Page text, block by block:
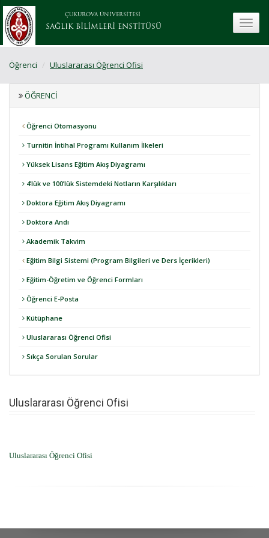
ÇUKUROVA ÜNİVERSİTESİ
SAĞLIK BİLİMLERİ ENSTİTÜSÜ
Öğrenci Uluslararası Öğrenci Ofisi
ÖĞRENCI
Öğrenci Otomasyonu
Turnitin İntihal Programı Kullanım İlkeleri
Yüksek Lisans Eğitim Akış Diyagramı
4’lük ve 100’lük Sistemdeki Notların Karşılıkları
Doktora Eğitim Akış Diyagramı
Doktora Andı
Akademik Takvim
Eğitim Bilgi Sistemi (Program Bilgileri ve Ders İçerikleri)
Eğitim-Öğretim ve Öğrenci Formları
Öğrenci E-Posta
Kütüphane
Uluslararası Öğrenci Ofisi
Sıkça Sorulan Sorular
Uluslararası Öğrenci Ofisi
Uluslararası Öğrenci Ofisi